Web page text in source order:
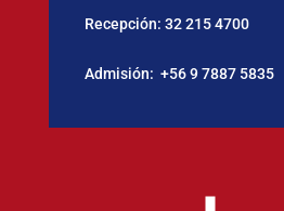
Recepción: 32 215 4700
Admisión: ‪+56 9 7887 5835